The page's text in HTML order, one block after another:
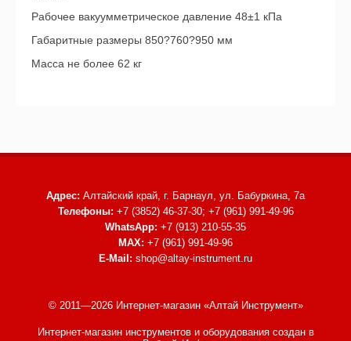
Рабочее вакуумметрическое давление 48±1 кПа
Габаритные размеры 850?760?950 мм
Масса не более 62 кг
Адрес: Алтайский край, г. Барнаул, ул. Бабуркина, 7а
Телефоны: +7 (3852) 46-37-30; +7 (961) 991-49-96
WhatsApp: +7 (913) 210-55-35
MAX: +7 (961) 991-49-96
E-Mail: shop@altay-instrument.ru
© 2011—2026 Интернет-магазин «Алтай Инструмент»
Интернет-магазин инструментов и оборудованиясоздан в